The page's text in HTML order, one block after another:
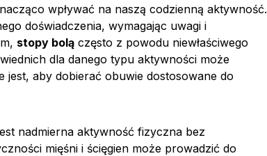
wpływać na naszą codzienną aktywność.
doświadczenia, wymagając uwagi i
stopy bolą często z powodu niewłaściwego
dla danego typu aktywności może
aby dobierać obuwie dostosowane do
nadmierna aktywność fizyczna bez
mięśni i ścięgien może prowadzić do